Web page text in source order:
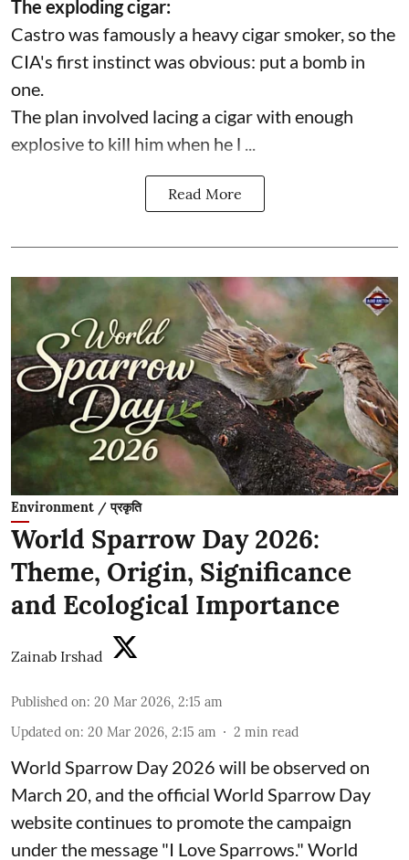
The exploding cigar:
Castro was famously a heavy cigar smoker, so the
CIA's first instinct was obvious: put a bomb in
one.
The plan involved lacing a cigar with enough
explosive to kill him when he l ...
Read More
Environment / प्रकृति
World Sparrow Day 2026:
Theme, Origin, Significance
and Ecological Importance
Zainab Irshad
Published on: 20 Mar 2026, 2:15 am
Updated on: 20 Mar 2026, 2:15 am 2 min read
World Sparrow Day 2026 will be observed on
March 20, and the official World Sparrow Day
website continues to promote the campaign
under the message "I Love Sparrows." World